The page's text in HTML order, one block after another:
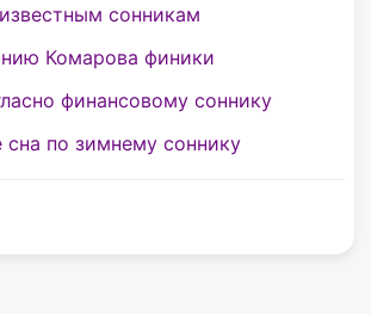
сонникам
Комарова финики
финансовому соннику
сна по зимнему соннику